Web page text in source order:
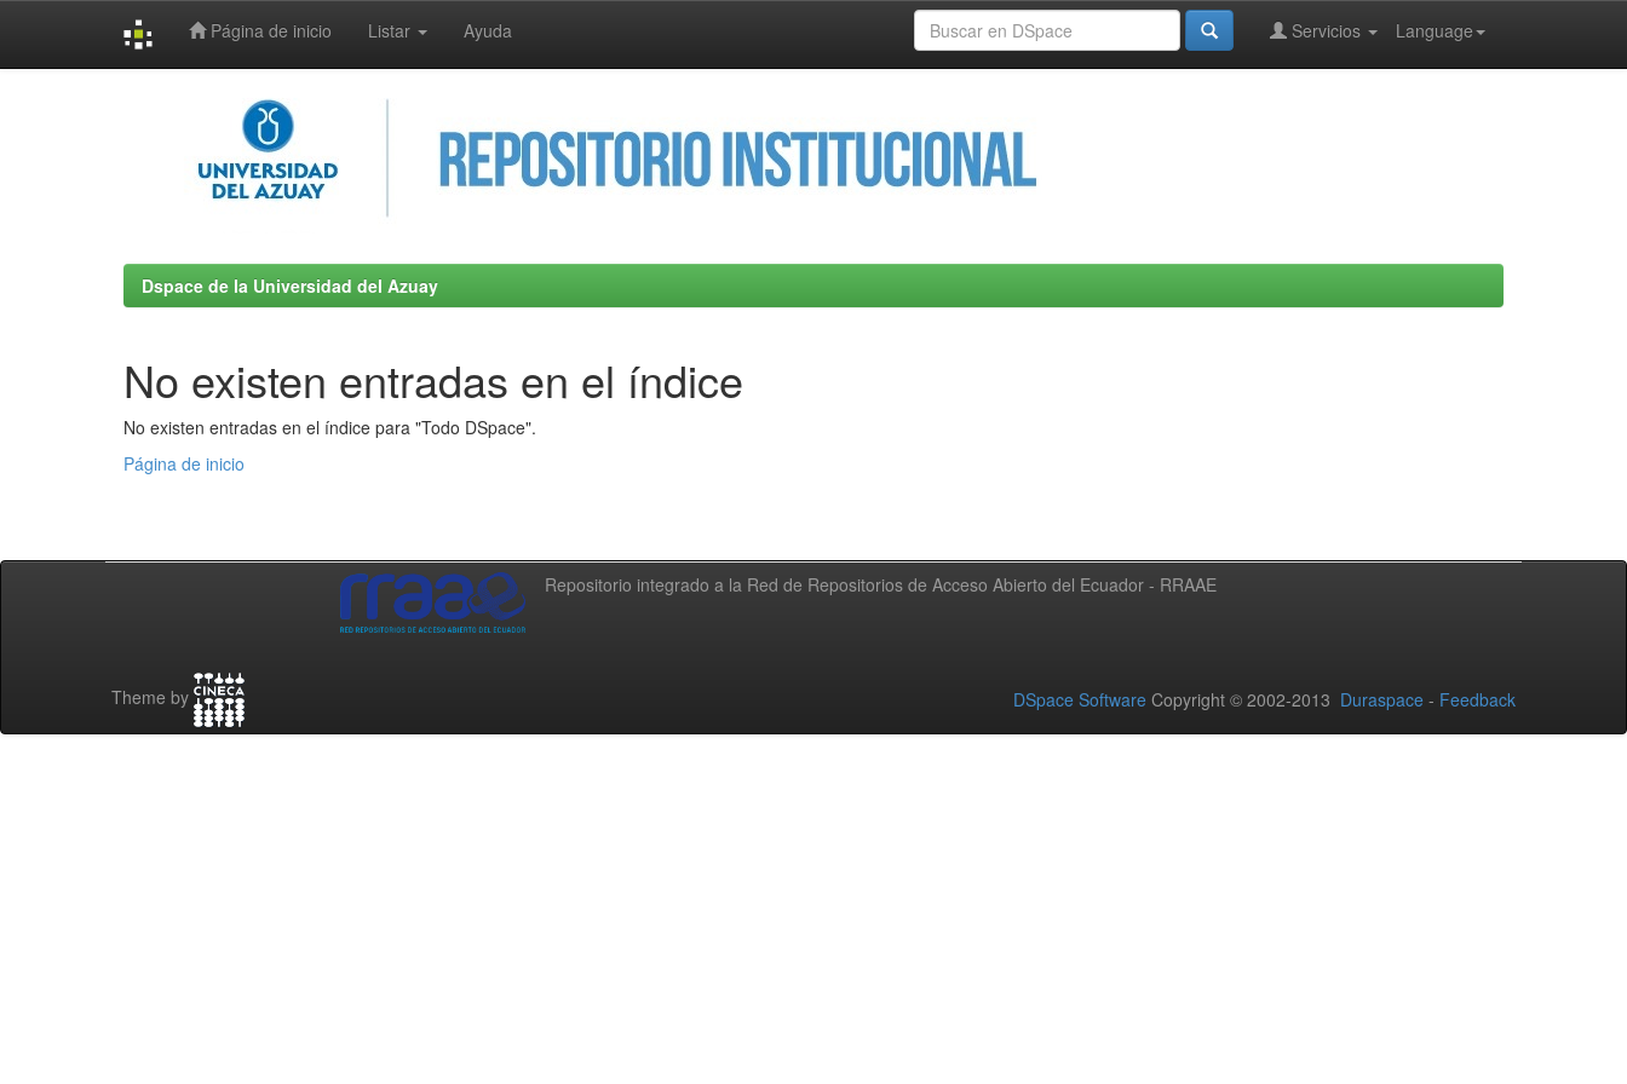
Página de inicio Listar Ayuda Language
Servicios
Dspace de la Universidad del Azuay
No existen entradas en el índice
No existen entradas en el índice para "Todo DSpace".
Página de inicio
Repositorio integrado a la Red de Repositorios de Acceso Abierto del Ecuador - RRAAE
Theme by DSpace Software Copyright © 2002-2013 Duraspace - Feedback